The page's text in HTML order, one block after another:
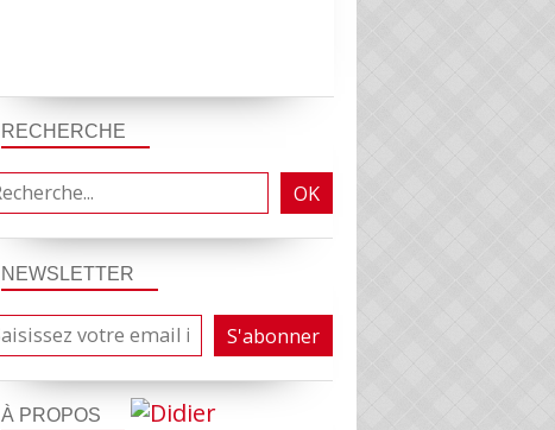
NEWSLETTER
RECHERCHE
À PROPOS